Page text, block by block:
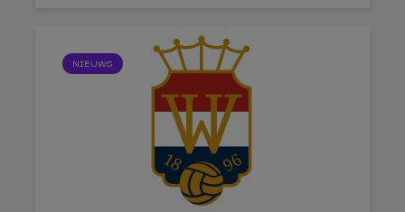
NIEUWS